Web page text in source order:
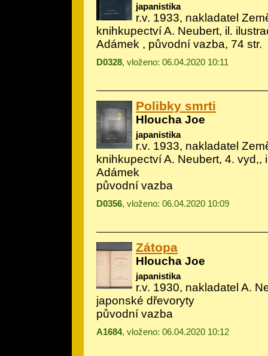
japanistika
r.v. 1933, nakladatel
knihkupectví A. Neubert, il.
Adámek , původní vazba, 74 str.
D0328, vloženo: 06.04.2020 10:11
Polibky smrti
Hloucha Joe
japanistika
r.v. 1933, nakladatel
knihkupectví A. Neubert, 4. vyd,,
Adámek
původní vazba
D0356, vloženo: 06.04.2020 10:09
Zátopa
Hloucha Joe
japanistika
r.v. 1930, nakladatel A.
japonské dřevoryty
původní vazba
A1684, vloženo: 06.04.2020 10:12